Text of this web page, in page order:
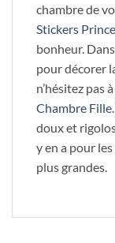
chambre de
Stickers
bonheur.
pour décorer
n’hésitez pas
Chambre Fille
doux et
y en a pour
plus grandes.